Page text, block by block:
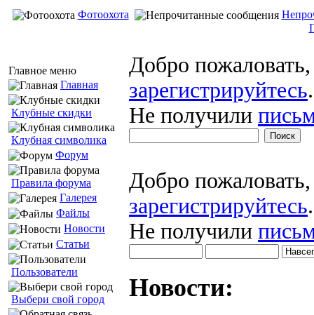
Фотоохота
Главное меню
Главная
Клубные скидки
Клубная символика
Форум
Правила форума
Галерея
Файлы
Новости
Статьи
Пользователи
Выбери свой город
Добро
зарегистрируйтесь.
Не получили
Добро
зарегистрируйтесь.
Не получили
Новости: